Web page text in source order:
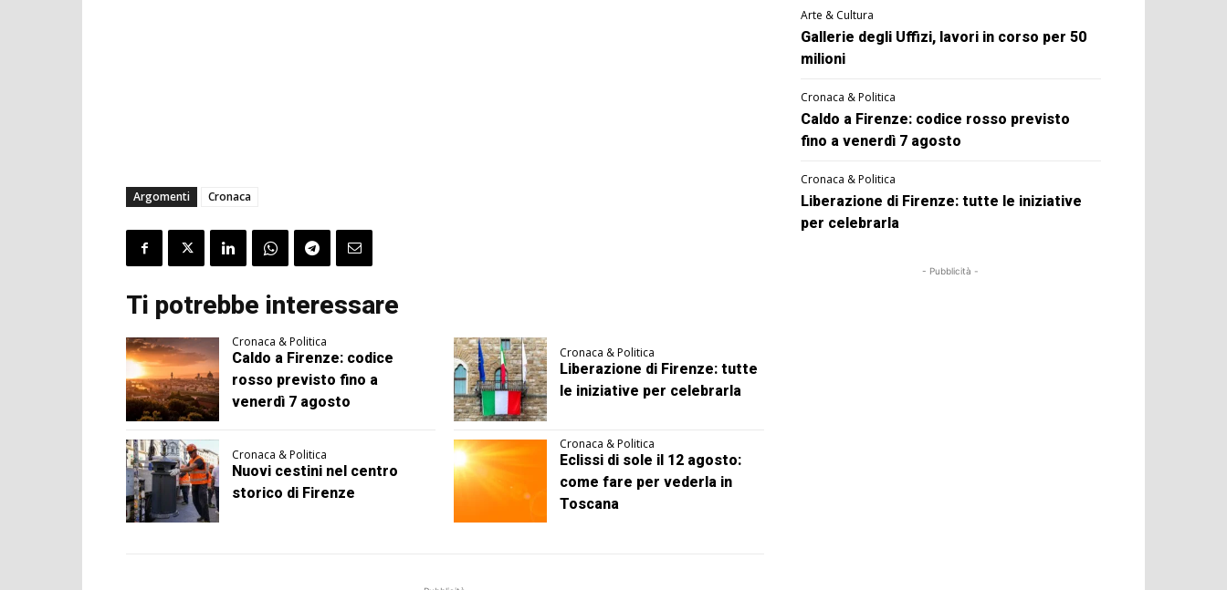
Argomenti Cronaca
Ti potrebbe interessare
Cronaca & Politica
Caldo a Firenze: codice
rosso previsto fino a
venerdì 7 agosto
Cronaca & Politica
Liberazione di Firenze: tutte
le iniziative per celebrarla
Cronaca & Politica
Nuovi cestini nel centro
storico di Firenze
Cronaca & Politica
Eclissi di sole il 12 agosto:
come fare per vederla in
Toscana
Arte & Cultura
Gallerie degli Uffizi, lavori in corso per 50
milioni
Cronaca & Politica
Caldo a Firenze: codice rosso previsto
fino a venerdì 7 agosto
Cronaca & Politica
Liberazione di Firenze: tutte le iniziative
per celebrarla
- Pubblicità -